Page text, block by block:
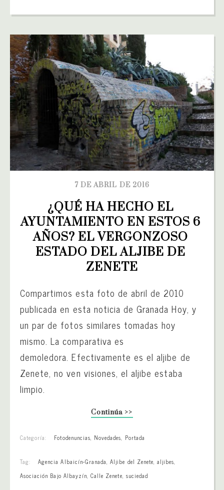
7 DE ABRIL DE 2016
¿QUÉ HA HECHO EL
AYUNTAMIENTO EN ESTOS 6
AÑOS? EL VERGONZOSO
ESTADO DEL ALJIBE DE
ZENETE
Compartimos esta foto de abril de 2010
publicada en esta noticia de Granada Hoy, y
un par de fotos similares tomadas hoy
mismo. La comparativa es
demoledora. Efectivamente es el aljibe de
Zenete, no ven visiones, el aljibe estaba
limpio.
Continúa >>
Categoría: Fotodenuncias, Novedades, Portada
Tag: Agencia Albaicín-Granada,Aljibe del Zenete,aljibes,
Asociación Bajo Albayzín,Calle Zenete, suciedad